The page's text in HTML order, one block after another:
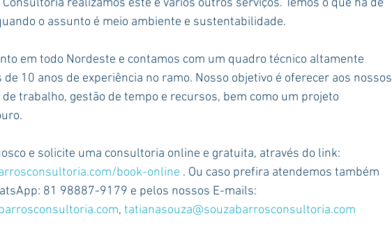
realizamos este e vários outros serviços. Temos o que há de
o assunto é meio ambiente e sustentabilidade.
em todo Nordeste e contamos com um quadro técnico altamente
de 10 anos de experiência no ramo. Nosso objetivo é oferecer aos nossos
trabalho, gestão de tempo e recursos, bem como um projeto
e solicite uma consultoria online e gratuita, através do link:
book-online . Ou caso prefira atendemos também
81 98887-9179 e pelos nossos E-mails:
, tatianasouza@souzabarrosconsultoria.com